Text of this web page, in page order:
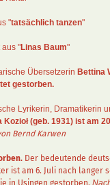
"tatsächlich tanzen"
aus "Linas Baum"
Übersetzerin Bettina
gestorben.
Lyrikerin, Dramatikerin
Kozioł (geb. 1931) ist am
Bernd Karwen
Der bedeutende
ist am 6. Juli nach langer
in Usingen gestorben.